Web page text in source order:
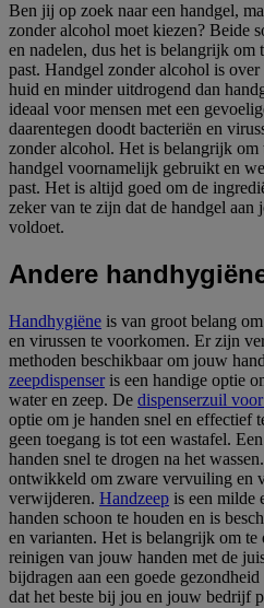
Ben jij op zoek naar een handgel,
zonder alcohol moet kiezen? Beide
en nadelen, dus het is belangrijk om
past. Handgel zonder alcohol is
huid en minder uitdrogend dan
ideaal voor mensen met een
daarentegen doodt bacteriën en
zonder alcohol. Het is belangrijk om
handgel voornamelijk gebruikt en
past. Het is altijd goed om de
zeker van te zijn dat de handgel
voldoet.
Andere
Handhygiëne is van groot belang
en virussen te voorkomen. Er zijn
methoden beschikbaar om jouw
zeepdispenseris een handige optie
water en zeep. De dispenserzuil
optie om je handen snel en effectief
geen toegang is tot een wastafel. Een
handen snel te drogen na het wassen.
ontwikkeld om zware vervuiling en
verwijderen. Handzeep is een milde
handen schoon te houden en is
en varianten. Het is belangrijk om te
reinigen van jouw handen met de
bijdragen aan een goede
dat het beste bij jou en jouw bedrijf